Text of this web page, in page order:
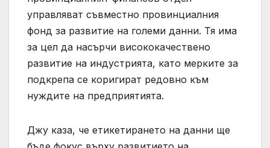
управляват съвместно провинциалния
фонд за развитие на големи данни. Тя има
за цел да насърчи висококачествено
развитие на индустрията, като мерките за
подкрепа се коригират редовно към
нуждите на предприятията.
Джу каза, че етикетирането на данни ще